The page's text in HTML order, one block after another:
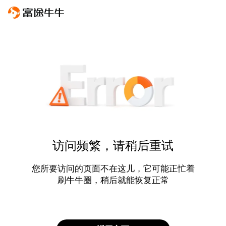
访问频繁，请稍后重试
您所要访问的页面不在这儿，它可能正忙着
刷牛牛圈，稍后就能恢复正常